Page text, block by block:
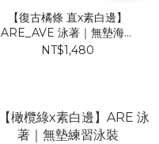
【復古橘條 直x素白邊】
ARE_AVE 泳著｜無墊海鷗
丁練習泳裝
NT$1,480